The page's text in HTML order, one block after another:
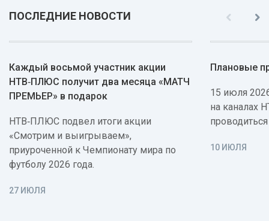
ПОСЛЕДНИЕ НОВОСТИ
Каждый восьмой участник акции
НТВ‑ПЛЮС получит два месяца «МАТЧ
ПРЕМЬЕР» в подарок
НТВ‑ПЛЮС подвел итоги акции
«Смотрим и выигрываем»,
приуроченной к Чемпионату мира по
футболу 2026 года.
27 ИЮЛЯ
Плановые
15 июля
на каналах
10 ИЮЛЯ